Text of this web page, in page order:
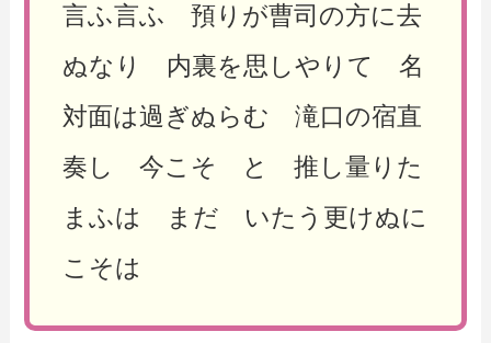
言ふ言ふ 預りが曹司の方に去
ぬなり 内裏を思しやりて 名
対面は過ぎぬらむ 滝口の宿直
奏し 今こそ と 推し量りた
まふは まだ いたう更けぬに
こそは